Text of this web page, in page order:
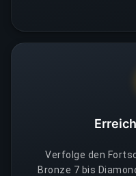
Verfolge den
Bronze 7 bis